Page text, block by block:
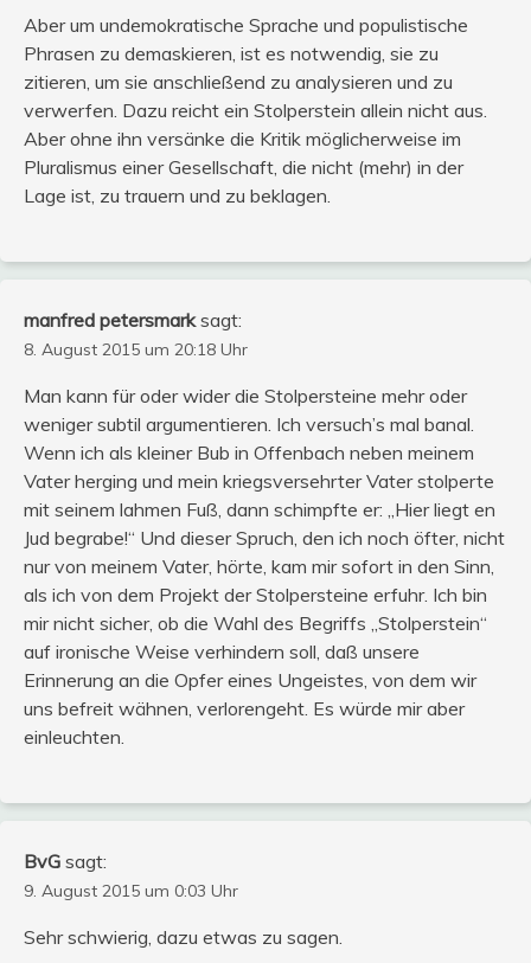
Aber um undemokratische Sprache und populistische
Phrasen zu demaskieren, ist es notwendig, sie zu
zitieren, um sie anschließend zu analysieren und zu
verwerfen. Dazu reicht ein Stolperstein allein nicht aus.
Aber ohne ihn versänke die Kritik möglicherweise im
Pluralismus einer Gesellschaft, die nicht (mehr) in der
Lage ist, zu trauern und zu beklagen.
manfred petersmark sagt:
8. August 2015 um 20:18 Uhr
Man kann für oder wider die Stolpersteine mehr oder
weniger subtil argumentieren. Ich versuch’s mal banal.
Wenn ich als kleiner Bub in Offenbach neben meinem
Vater herging und mein kriegsversehrter Vater stolperte
mit seinem lahmen Fuß, dann schimpfte er: „Hier liegt en
Jud begrabe!“ Und dieser Spruch, den ich noch öfter, nicht
nur von meinem Vater, hörte, kam mir sofort in den Sinn,
als ich von dem Projekt der Stolpersteine erfuhr. Ich bin
mir nicht sicher, ob die Wahl des Begriffs „Stolperstein“
auf ironische Weise verhindern soll, daß unsere
Erinnerung an die Opfer eines Ungeistes, von dem wir
uns befreit wähnen, verlorengeht. Es würde mir aber
einleuchten.
BvG sagt:
9. August 2015 um 0:03 Uhr
Sehr schwierig, dazu etwas zu sagen.